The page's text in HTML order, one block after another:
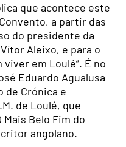
que acontece este
a partir das
do presidente da
Aleixo, e para o
viver em Loulé”. É no
Eduardo Agualusa
de Crónica e
de Loulé, que
Belo Fim do
angolano.